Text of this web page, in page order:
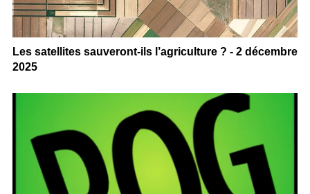
Les satellites sauveront-ils l’agriculture ? - 2 décembre
2025